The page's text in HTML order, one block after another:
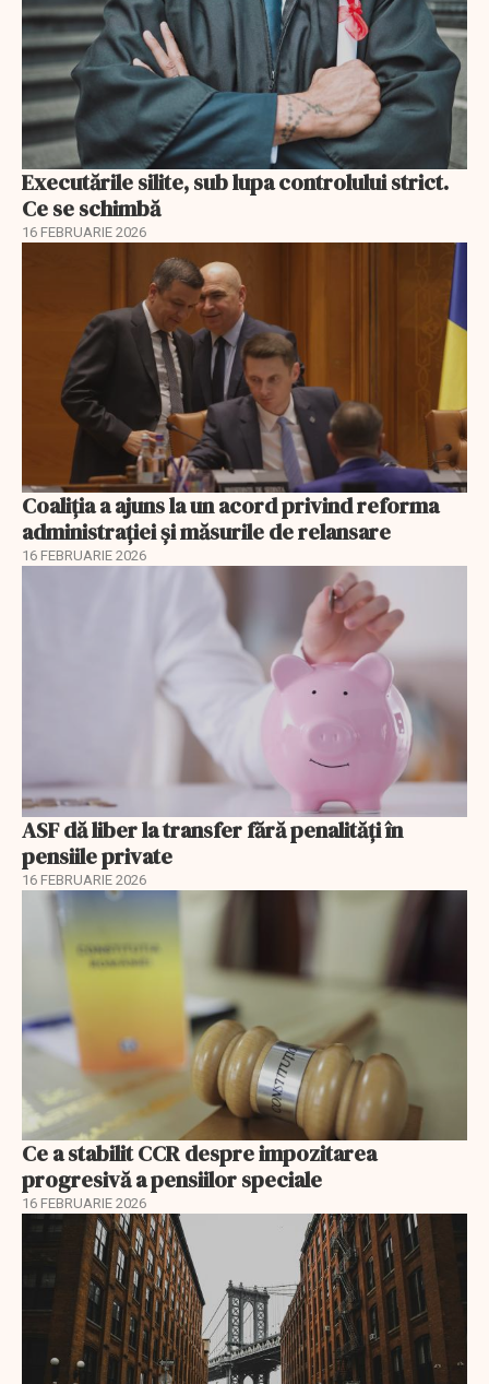
Executările silite, sub lupa controlului strict.
Ce se schimbă
16 FEBRUARIE 2026
Coaliția a ajuns la un acord privind reforma
administrației și măsurile de relansare
16 FEBRUARIE 2026
ASF dă liber la transfer fără penalități în
pensiile private
16 FEBRUARIE 2026
Ce a stabilit CCR despre impozitarea
progresivă a pensiilor speciale
16 FEBRUARIE 2026